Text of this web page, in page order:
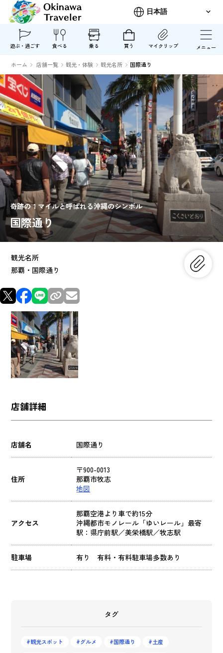
遊ぶ・過ごす 食べる 乗る 買う マイクリップ メニュー
ホーム 店舗一覧 観光・体験 観光名所 国際通り
奇跡の１マイルと呼ばれる沖縄のシンボル
国際通り
観光名所
那覇・国際通り
店舗詳細
店舗名 国際通り
住所
〒900-0013
那覇市牧志
地図
アクセス
那覇空港より車で約15分
沖縄都市モノレール「ゆいレール」最寄
駅：県庁前駅／美栄橋駅／牧志駅
駐車場 有り 有料・有料駐車場多数あり
タグ
観光スポット グルメ 国際通り 土産